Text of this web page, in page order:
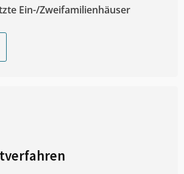
Ein-/Zweifamilienhäuser